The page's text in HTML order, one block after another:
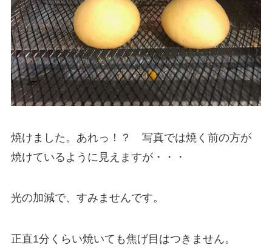
焼けました。あれっ！？ 写真では焼く前の方が
焼けているように見えますが・・・
光の加減で、すみませんです。
正直1分くらい焼いても焦げ目はつきません。